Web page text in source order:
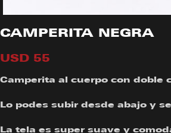
CAMPERITA NEGRA
USD 55
Camperita al cuerpo con doble
Lo podes subir desde abajo y
La tela es super suave y